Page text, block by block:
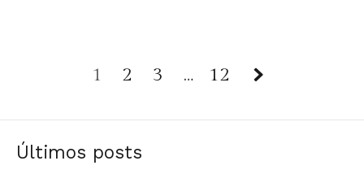
Page
1 2 3 … 12
Últimos posts